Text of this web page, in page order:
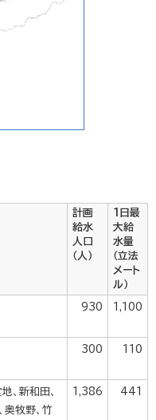
計画
給水
人口
（人）
1日最
大給
水量
（立法
メート
ル）
930 1,100
300 110
、新和田、
奥牧野、竹
1,386 441